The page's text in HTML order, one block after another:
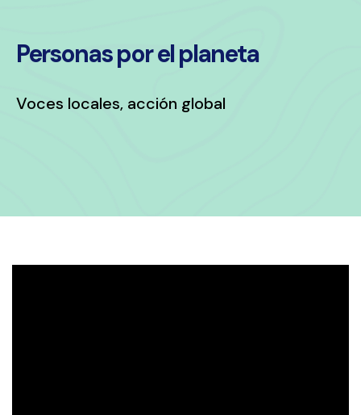
Personas por el planeta
Voces locales, acción global